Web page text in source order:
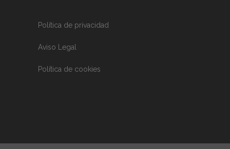
Política de privacidad
Aviso Legal
Política de cookies